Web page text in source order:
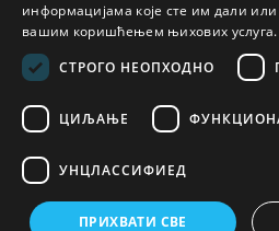
© 2020
информацијама које сте им дали или
вашим коришћењем њихових услуга.
СТРОГО НЕОПХОДНО
ЦИЉАЊЕ
УНЦЛАССИФИЕД
ПРИХВАТИ СВЕ